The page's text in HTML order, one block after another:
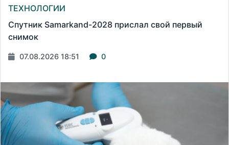
ТЕХНОЛОГИИ
Спутник Samarkand-2028 прислал свой первый
снимок
07.08.2026 18:51 0